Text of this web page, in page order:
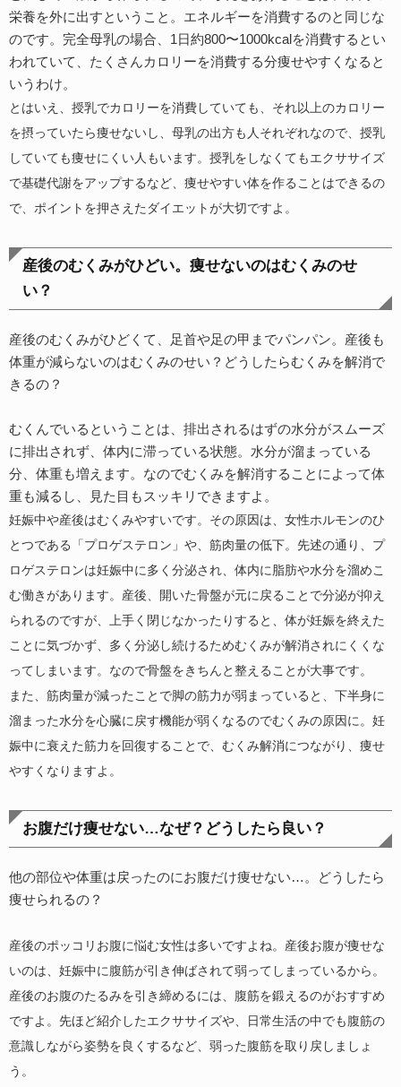
栄養を外に出すということ。エネルギーを消費するのと同じな
のです。完全母乳の場合、1日約800〜1000kcalを消費するとい
われていて、たくさんカロリーを消費する分痩せやすくなると
いうわけ。
とはいえ、授乳でカロリーを消費していても、それ以上のカロリー
を摂っていたら痩せないし、母乳の出方も人それぞれなので、授乳
していても痩せにくい人もいます。授乳をしなくてもエクササイズ
で基礎代謝をアップするなど、痩せやすい体を作ることはできるの
で、ポイントを押さえたダイエットが大切ですよ。
産後のむくみがひどい。痩せないのはむくみのせ
い？
産後のむくみがひどくて、足首や足の甲までパンパン。産後も
体重が減らないのはむくみのせい？どうしたらむくみを解消で
きるの？
むくんでいるということは、排出されるはずの水分がスムーズ
に排出されず、体内に滞っている状態。水分が溜まっている
分、体重も増えます。なのでむくみを解消することによって体
重も減るし、見た目もスッキリできますよ。
妊娠中や産後はむくみやすいです。その原因は、女性ホルモンのひ
とつである「プロゲステロン」や、筋肉量の低下。先述の通り、プ
ロゲステロンは妊娠中に多く分泌され、体内に脂肪や水分を溜めこ
む働きがあります。産後、開いた骨盤が元に戻ることで分泌が抑え
られるのですが、上手く閉じなかったりすると、体が妊娠を終えた
ことに気づかず、多く分泌し続けるためむくみが解消されにくくな
ってしまいます。なので骨盤をきちんと整えることが大事です。
また、筋肉量が減ったことで脚の筋力が弱まっていると、下半身に
溜まった水分を心臓に戻す機能が弱くなるのでむくみの原因に。妊
娠中に衰えた筋力を回復することで、むくみ解消につながり、痩せ
やすくなりますよ。
お腹だけ痩せない…なぜ？どうしたら良い？
他の部位や体重は戻ったのにお腹だけ痩せない…。どうしたら
痩せられるの？
産後のポッコリお腹に悩む女性は多いですよね。産後お腹が痩せな
いのは、妊娠中に腹筋が引き伸ばされて弱ってしまっているから。
産後のお腹のたるみを引き締めるには、腹筋を鍛えるのがおすすめ
ですよ。先ほど紹介したエクササイズや、日常生活の中でも腹筋の
意識しながら姿勢を良くするなど、弱った腹筋を取り戻しましょ
う。